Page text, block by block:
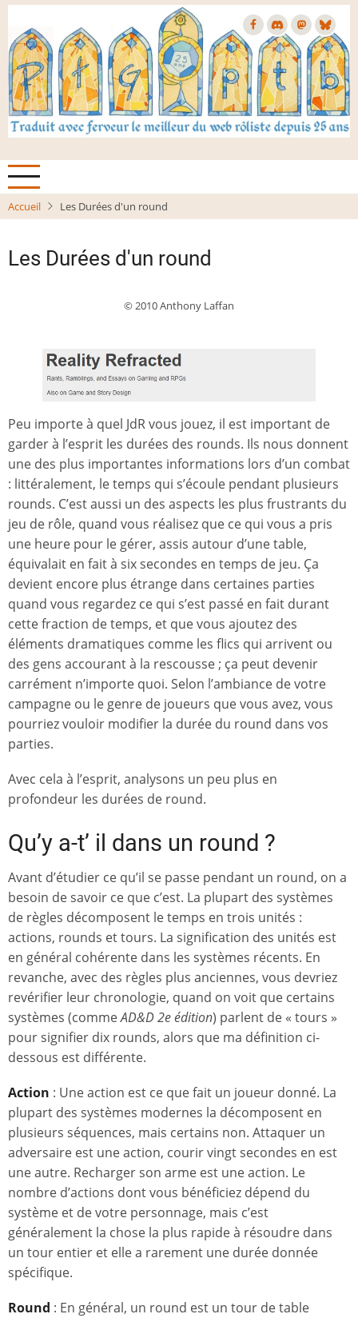
Aller
contenu
principal
Accueil Les Durées d'un round
Les Durées d'un round
© 2010 Anthony Laffan
Peu importe à quel JdR vous jouez, il est important de
garder à l’esprit les durées des rounds. Ils nous donnent
une des plus importantes informations lors d’un combat
: littéralement, le temps qui s’écoule pendant plusieurs
rounds. C’est aussi un des aspects les plus frustrants du
jeu de rôle, quand vous réalisez que ce qui vous a pris
une heure pour le gérer, assis autour d’une table,
équivalait en fait à six secondes en temps de jeu. Ça
devient encore plus étrange dans certaines parties
quand vous regardez ce qui s’est passé en fait durant
cette fraction de temps, et que vous ajoutez des
éléments dramatiques comme les flics qui arrivent ou
des gens accourant à la rescousse ; ça peut devenir
carrément n’importe quoi. Selon l’ambiance de votre
campagne ou le genre de joueurs que vous avez, vous
pourriez vouloir modifier la durée du round dans vos
parties.
Avec cela à l’esprit, analysons un peu plus en
profondeur les durées de round.
Qu’y a-t’ il dans un round ?
Avant d’étudier ce qu’il se passe pendant un round, on a
besoin de savoir ce que c’est. La plupart des systèmes
de règles décomposent le temps en trois unités :
actions, rounds et tours. La signification des unités est
en général cohérente dans les systèmes récents. En
revanche, avec des règles plus anciennes, vous devriez
revérifier leur chronologie, quand on voit que certains
systèmes (commeAD&D 2e édition) parlent de « tours »
pour signifier dix rounds, alors que ma définition ci-
dessous est différente.
Action : Une action est ce que fait un joueur donné. La
plupart des systèmes modernes la décomposent en
plusieurs séquences, mais certains non. Attaquer un
adversaire est une action, courir vingt secondes en est
une autre. Recharger son arme est une action. Le
nombre d’actions dont vous bénéficiez dépend du
système et de votre personnage, mais c’est
généralement la chose la plus rapide à résoudre dans
un tour entier et elle a rarement une durée donnée
spécifique.
Round : En général, un round est un tour de table